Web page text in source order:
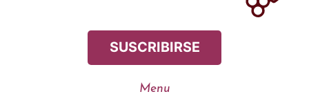
SUSCRIBIRSE